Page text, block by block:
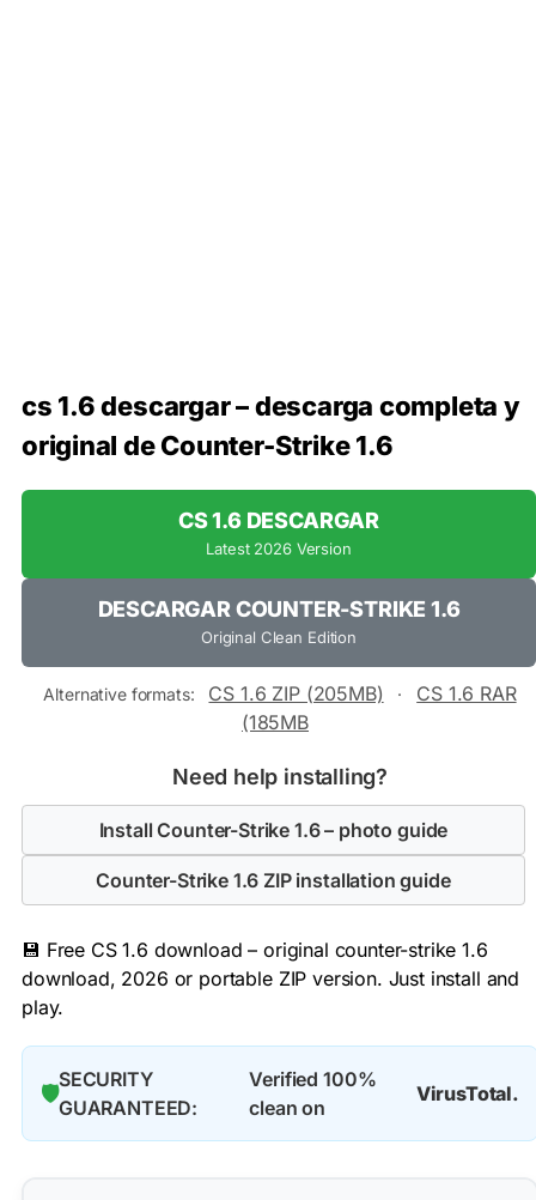
cs 1.6 descargar – descarga completa y
original de Counter-Strike 1.6
CS 1.6 DESCARGAR
Latest 2026 Version
DESCARGAR COUNTER-STRIKE 1.6
Original Clean Edition
Alternative formats: CS 1.6 ZIP (205MB) ·
CS 1.6 RAR
(185MB
Need help installing?
Install Counter-Strike 1.6 – photo guide
Counter-Strike 1.6 ZIP installation guide
💾 Free CS 1.6 download – original counter-strike 1.6
download, 2026 or portable ZIP version. Just install and
play.
🛡️
SECURITY
GUARANTEED:
Verified 100%
clean on
VirusTotal.